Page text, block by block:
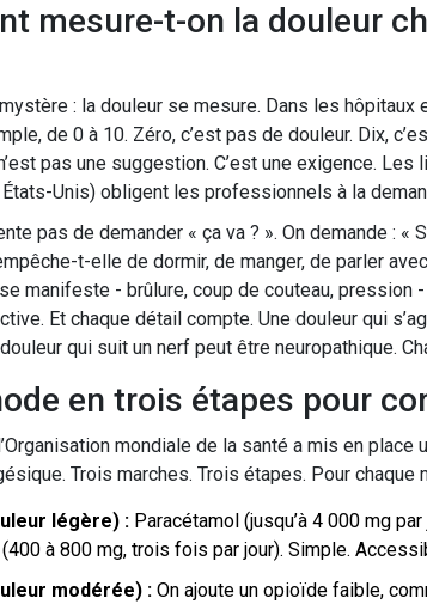
mesure-t-on la douleur
mystère : la douleur se mesure. Dans les
de 0 à 10. Zéro, c’est pas de douleur. Dix,
pas une suggestion. C’est une exigence.
Unis) obligent les professionnels à la
pas de demander « ça va ? ». On demande : «
t-elle de dormir, de manger, de parler
manifeste - brûlure, coup de couteau, pression
Et chaque détail compte. Une douleur qui
qui suit un nerf peut être neuropathique.
en trois étapes pour
mondiale de la santé a mis en place
Trois marches. Trois étapes. Pour chaque
légère) : Paracétamol (jusqu’à 4 000 mg
(400 à 800 mg, trois fois par jour). Simple.
modérée) : On ajoute un opioïde faible,